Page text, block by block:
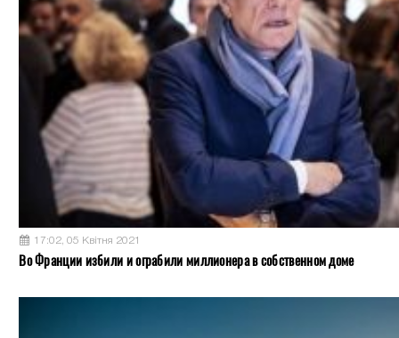
17:02, 05 Квітня 2021
Во Франции избили и ограбили миллионера в собственном доме